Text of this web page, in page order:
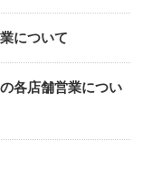
について
各店舗営業につい